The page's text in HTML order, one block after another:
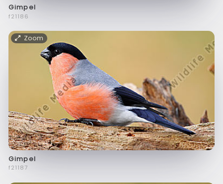
Gimpel
f21186
Zoom
Gimpel
f21187